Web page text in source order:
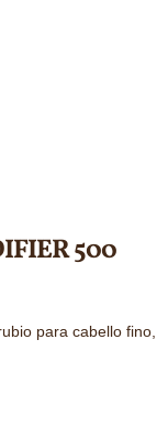
500
para cabello fino,